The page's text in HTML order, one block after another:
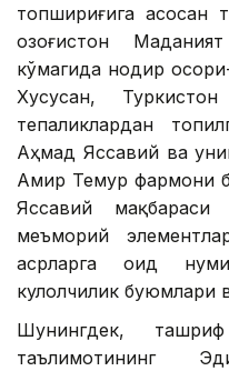
топшириғига асосан
Қозоғистон
кўмагида нодир
Хусусан,
тепаликлардан
Аҳмад Яссавий ва
Амир Темур фармони
Яссавий мақбараси
меъморий
асрларга оид
кулолчилик буюмлари
Шунингдек,